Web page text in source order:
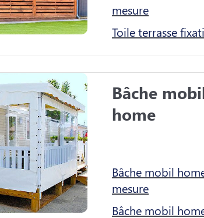
mesure
Toile terrasse
Bâche
home
Bâche mobil
mesure
Bâche mobil